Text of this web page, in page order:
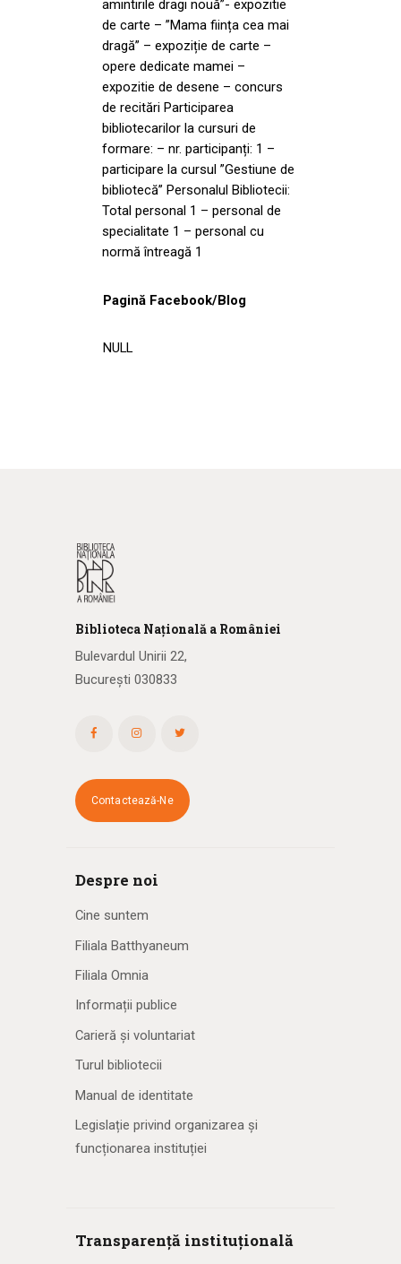
amintirile dragi nouă”- expozitie
de carte – ”Mama ființa cea mai
dragă” – expoziție de carte –
opere dedicate mamei –
expozitie de desene – concurs
de recitări Participarea
bibliotecarilor la cursuri de
formare: – nr. participanți: 1 –
participare la cursul ”Gestiune de
bibliotecă” Personalul Bibliotecii:
Total personal 1 – personal de
specialitate 1 – personal cu
normă întreagă 1
Pagină Facebook/Blog
NULL
Biblioteca Națională a României
Bulevardul Unirii 22,
București 030833
Contactează-Ne
Despre noi
Cine suntem
Filiala Batthyaneum
Filiala Omnia
Informații publice
Carieră și voluntariat
Turul bibliotecii
Manual de identitate
Legislație privind organizarea și
funcționarea instituției
Transparență instituțională